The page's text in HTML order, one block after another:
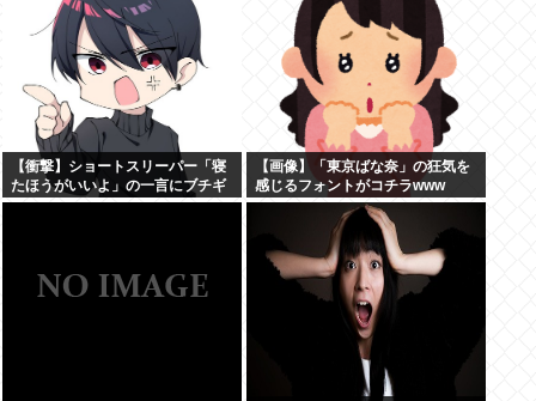
【衝撃】ショートスリーパー「寝
たほうがいいよ」の一言にブチギ
レwww(※動画あり)
【画像】「東京ばな奈」の狂気を
感じるフォントがコチラwww